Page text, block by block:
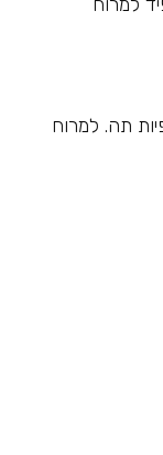
יש למרוח על הציפורניים תערובת של4 טיפות שמן חיטה, כפית מלח שולחן, 3 טיפות של זמן ית ו2 כפיות תה. למרוח